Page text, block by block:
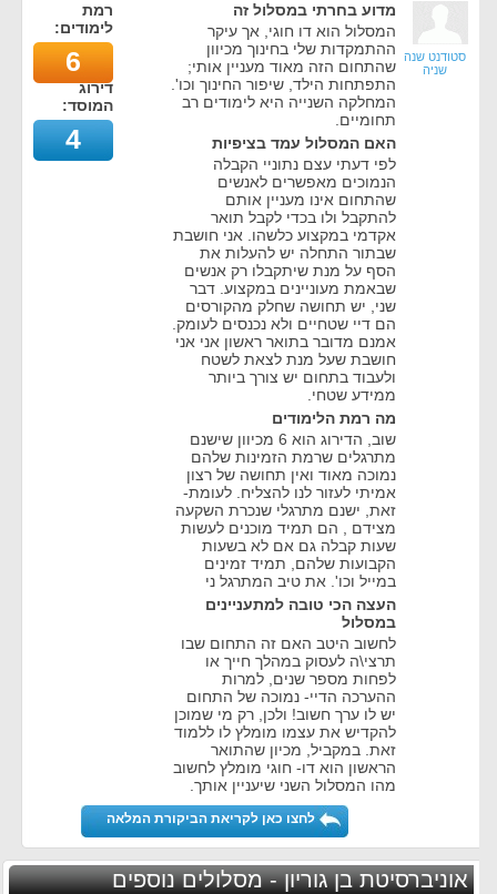
סטודנט שנה
שניה
מדוע בחרתי במסלול זה
המסלול הוא דו חוגי, אך עיקר
ההתמקדות שלי בחינוך מכיוון
שהתחום הזה מאוד מעניין אותי;
התפתחות הילד, שיפור החינוך וכו'.
המחלקה השנייה היא לימודים רב
תחומיים.
האם המסלול עמד בציפיות
לפי דעתי עצם נתוניי הקבלה
הנמוכים מאפשרים לאנשים
שהתחום אינו מעניין אותם
להתקבל ולו בכדי לקבל תואר
אקדמי במקצוע כלשהו. אני חושבת
שבתור התחלה יש להעלות את
הסף על מנת שיתקבלו רק אנשים
שבאמת מעוניינים במקצוע. דבר
שני, יש תחושה שחלק מהקורסים
הם דיי שטחיים ולא נכנסים לעומק.
אמנם מדובר בתואר ראשון אני אני
חושבת שעל מנת לצאת לשטח
ולעבוד בתחום יש צורך ביותר
ממידע שטחי.
מה רמת הלימודים
שוב, הדירוג הוא 6 מכיוון שישנם
מתרגלים שרמת הזמינות שלהם
נמוכה מאוד ואין תחושה של רצון
אמיתי לעזור לנו להצליח. לעומת-
זאת, ישנם מתרגלי שנכרת השקעה
מצידם , הם תמיד מוכנים לעשות
שעות קבלה גם אם לא בשעות
הקבועות שלהם, תמיד זמינים
במייל וכו'. את טיב המתרגל ני
העצה הכי טובה למתעניינים
במסלול
לחשוב היטב האם זה התחום שבו
תרצי\ה לעסוק במהלך חייך או
לפחות מספר שנים, למרות
ההערכה הדיי- נמוכה של התחום
יש לו ערך חשוב! ולכן, רק מי שמוכן
להקדיש את עצמו מומלץ לו ללמוד
זאת. במקביל, מכיון שהתואר
הראשון הוא דו- חוגי מומלץ לחשוב
מהו המסלול השני שיעניין אותך.
רמת
לימודים:
6
דירוג
המוסד:
4
לחצו כאן לקריאת הביקורת המלאה
אוניברסיטת בן גוריון - מסלולים נוספים